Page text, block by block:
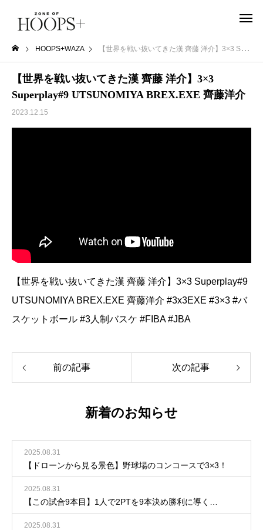
HOOPS+WAZA 【世界を戦い抜いてきた漢 齊藤 洋介】3×3 Superplay#9 UTSUNOMIYA BREX.EXE 齊藤洋介
【世界を戦い抜いてきた漢 齊藤 洋介】3×3
Superplay#9 UTSUNOMIYA BREX.EXE 齊藤洋介
2023.12.15
【世界を戦い抜いてきた漢 齊藤 洋介】3×3 Superplay#9
UTSUNOMIYA BREX.EXE 齊藤洋介 #3x3EXE #3×3 #バ
スケットボール #3人制バスケ #FIBA #JBA
前の記事 次の記事
新着のお知らせ
2025.08.31
【ドローンから見る景色】野球場のコンコースで3×3！
2025.08.31
【この試合9本目】1人で2PTを9本決め勝利に導く…
2025.08.31